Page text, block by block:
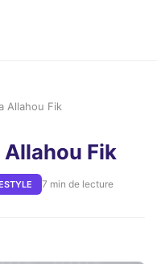
Allahou Fik
Allahou Fik
7 min de lecture